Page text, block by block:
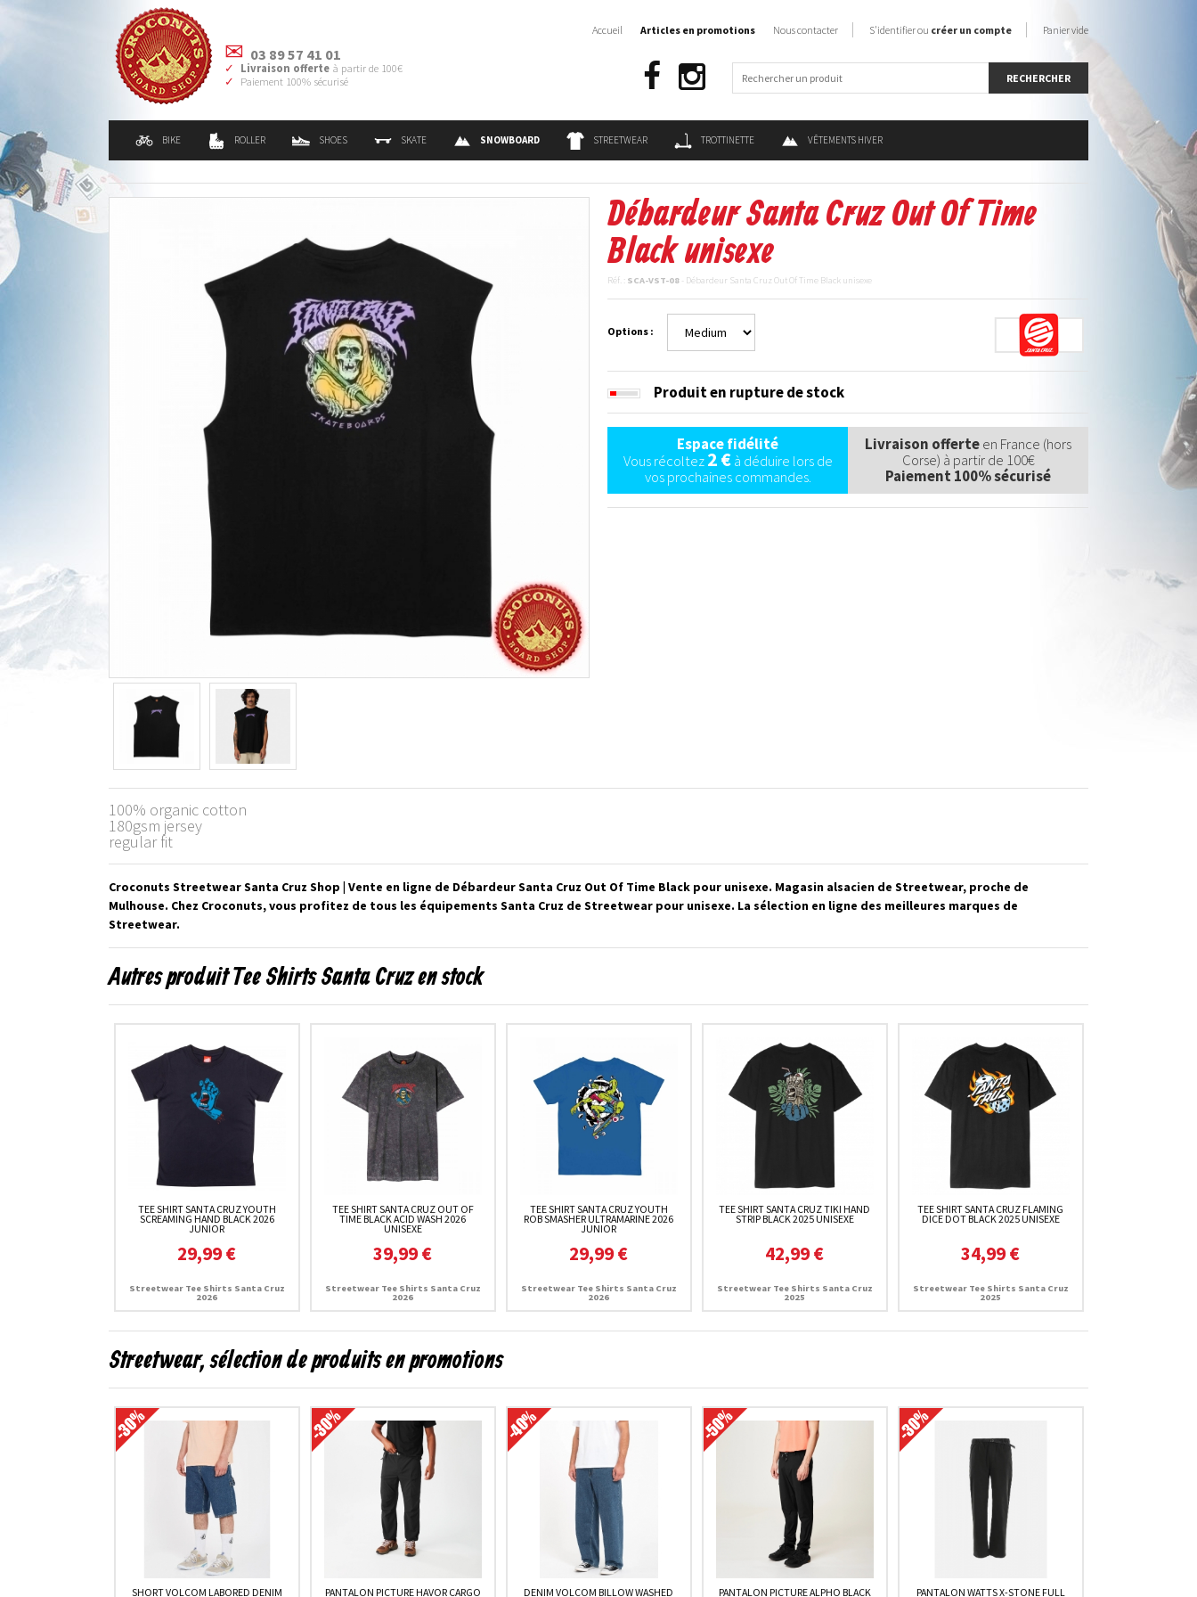
03 89 57 41 01
Livraison offerte à partir de 100€
Paiement 100% sécurisé
BIKE ROLLER SHOES SKATE SNOWBOARD STREETWEAR TROTTINETTE VÊTEMENTS HIVER
Accueil Articles en promotions Nous contacter S'identifier ou créer un compte Panier vide
Débardeur Santa Cruz Out Of Time
Black unisexe
Réf. : SCA-VST-08 - Débardeur Santa Cruz Out Of Time Black unisexe
Options :
Produit en rupture de stock
Espace fidélité
Vous récoltez2 €à déduire lors de
vos prochaines commandes.
Livraison offerteen France (hors
Corse) à partir de 100€
Paiement 100% sécurisé
100% organic cotton
180gsm jersey
regular fit
Croconuts Streetwear Santa Cruz Shop | Vente en ligne de Débardeur Santa Cruz Out Of Time Black pour unisexe. Magasin alsacien de Streetwear, proche de
Mulhouse. Chez Croconuts, vous profitez de tous les équipements Santa Cruz de Streetwear pour unisexe. La sélection en ligne des meilleures marques de
Streetwear.
Autres produit Tee Shirts Santa Cruz en stock
TEE SHIRT SANTA CRUZ YOUTH
SCREAMING HAND BLACK 2026
JUNIOR
29,99 €
Streetwear Tee Shirts Santa Cruz
2026
TEE SHIRT SANTA CRUZ OUT OF
TIME BLACK ACID WASH 2026
UNISEXE
39,99 €
Streetwear Tee Shirts Santa Cruz
2026
TEE SHIRT SANTA CRUZ YOUTH
ROB SMASHER ULTRAMARINE 2026
JUNIOR
29,99 €
Streetwear Tee Shirts Santa Cruz
2026
TEE SHIRT SANTA CRUZ TIKI HAND
STRIP BLACK 2025 UNISEXE
42,99 €
Streetwear Tee Shirts Santa Cruz
2025
TEE SHIRT SANTA CRUZ FLAMING
DICE DOT BLACK 2025 UNISEXE
34,99 €
Streetwear Tee Shirts Santa Cruz
2025
Streetwear, sélection de produits en promotions
SHORT VOLCOM LABORED DENIM PANTALON PICTURE HAVOR CARGO DENIM VOLCOM BILLOW WASHED PANTALON PICTURE ALPHO BLACK PANTALON WATTS X-STONE FULL